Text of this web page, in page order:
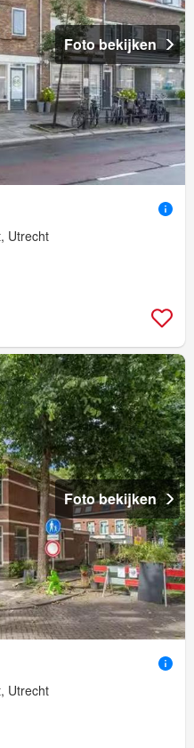
Foto bekijken
Utrecht
Foto bekijken
Utrecht